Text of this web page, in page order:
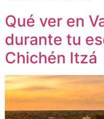
Qué ver en
durante tu
Chichén Itzá